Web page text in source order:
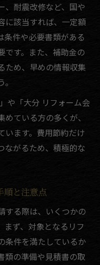
、耐震改修など、国や
に該当すれば、一定額
条件や必要書類がある
です。また、補助金の
ため、早めの情報収集
や「大分 リフォーム会
ている方の多くが、
います。費用節約だけ
ながるため、積極的な
順と注意点
する際は、いくつかの
まず、対象となるリフ
条件を満たしているか
類の準備や見積書の取